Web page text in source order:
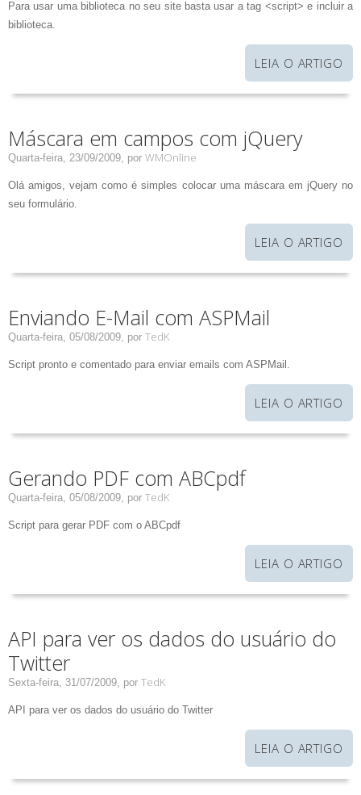
Para usar uma biblioteca no seu site basta usar a tag <script> e incluir a
biblioteca.
LEIA O ARTIGO
Máscara em campos com jQuery
Quarta-feira, 23/09/2009, por WMOnline
Olá amigos, vejam como é simples colocar uma máscara em jQuery no
seu formulário.
LEIA O ARTIGO
Enviando E-Mail com ASPMail
Quarta-feira, 05/08/2009, por TedK
Script pronto e comentado para enviar emails com ASPMail.
LEIA O ARTIGO
Gerando PDF com ABCpdf
Quarta-feira, 05/08/2009, por TedK
Script para gerar PDF com o ABCpdf
LEIA O ARTIGO
API para ver os dados do usuário do
Twitter
Sexta-feira, 31/07/2009, por TedK
API para ver os dados do usuário do Twitter
LEIA O ARTIGO